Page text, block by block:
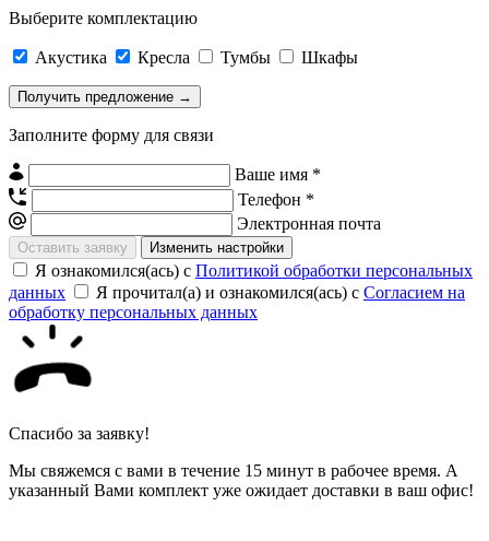
Выберите комплектацию
Акустика Кресла Тумбы Шкафы
Заполните форму для связи
Ваше имя *
Телефон *
Электронная почта
Изменить настройки
Я ознакомился(ась) с Политикой обработки персональных
данных
Я прочитал(а) и ознакомился(ась) с Согласием на
обработку персональных данных
Спасибо за заявку!
Мы свяжемся с вами в течение 15 минут в рабочее время. А
указанный Вами комплект уже ожидает доставки в ваш офис!